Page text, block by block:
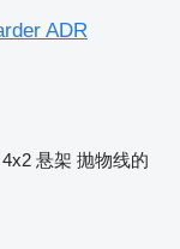
ADR
4x2 悬架 抛物线的